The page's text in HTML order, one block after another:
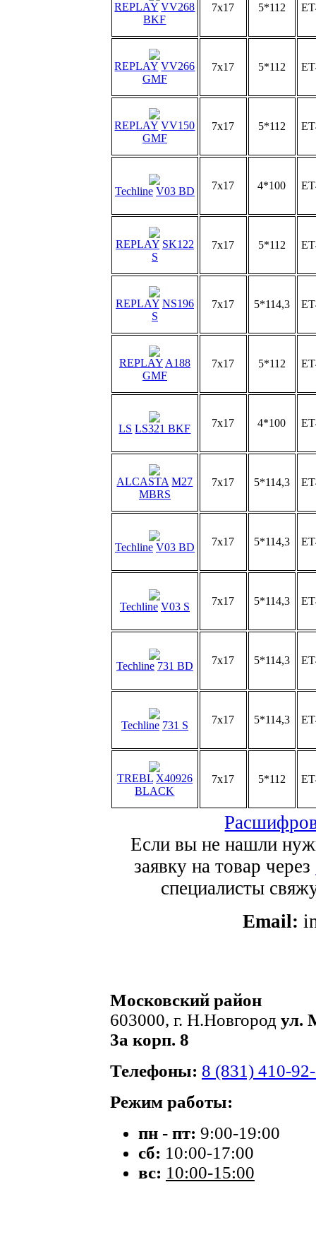
REPLAY VV268
BKF
7x17 5*112
REPLAY VV266
GMF
7x17 5*112
REPLAY VV150
GMF
7x17 5*112
Techline V03 BD 7x17 4*100
REPLAY SK122
S
7x17 5*112
REPLAY NS196
S
7x17 5*114,3
REPLAY A188
GMF
7x17 5*112
LS LS321 BKF 7x17 4*100
ALCASTA M27
MBRS
7x17 5*114,3
Techline V03 BD 7x17 5*114,3
Techline V03 S 7x17 5*114,3
Techline 731 BD 7x17 5*114,3
Techline 731 S 7x17 5*114,3
TREBL X40926
BLACK
7x17 5*112
Если вы не нашли
заявку на товар через
специалисты
Email:
Московский район
603000, г. Н.Новгород ул.
3а корп. 8
Телефоны: 8 (831) 410-
Режим работы:
пн - пт: 9:00-19:00
сб: 10:00-17:00
вс: 10:00-15:00